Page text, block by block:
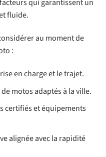
qui garantissent un
fluide.
au moment de
:
en charge et le trajet.
motos adaptés à la ville.
certifiés et équipements
alignée avec la rapidité